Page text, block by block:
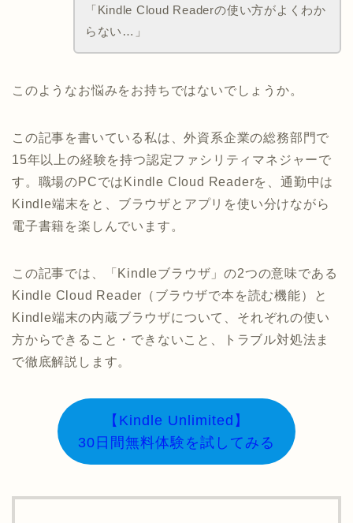
「Kindle Cloud Readerの使い方がよくわか
らない…」
このようなお悩みをお持ちではないでしょうか。
この記事を書いている私は、外資系企業の総務部門で
15年以上の経験を持つ認定ファシリティマネジャーで
す。職場のPCではKindle Cloud Readerを、通勤中は
Kindle端末をと、ブラウザとアプリを使い分けながら
電子書籍を楽しんでいます。
この記事では、「Kindleブラウザ」の2つの意味である
Kindle Cloud Reader（ブラウザで本を読む機能）と
Kindle端末の内蔵ブラウザについて、それぞれの使い
方からできること・できないこと、トラブル対処法ま
で徹底解説します。
【Kindle Unlimited】
30日間無料体験を試してみる